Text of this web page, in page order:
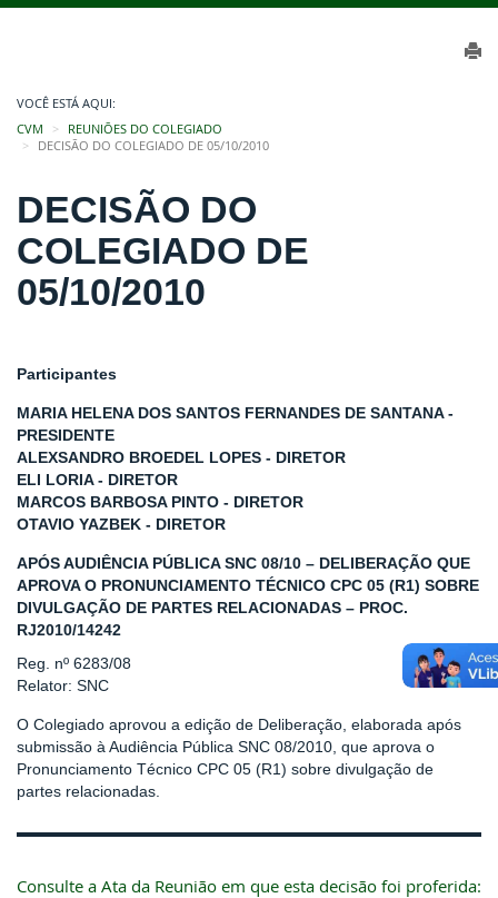
VOCÊ ESTÁ AQUI:
CVM
REUNIÕES DO COLEGIADO
DECISÃO DO COLEGIADO DE 05/10/2010
DECISÃO DO
COLEGIADO DE
05/10/2010
Participantes
MARIA HELENA DOS SANTOS FERNANDES DE SANTANA -
PRESIDENTE
ALEXSANDRO BROEDEL LOPES - DIRETOR
ELI LORIA - DIRETOR
MARCOS BARBOSA PINTO - DIRETOR
OTAVIO YAZBEK - DIRETOR
APÓS AUDIÊNCIA PÚBLICA SNC 08/10 – DELIBERAÇÃO QUE
APROVA O PRONUNCIAMENTO TÉCNICO CPC 05 (R1) SOBRE
DIVULGAÇÃO DE PARTES RELACIONADAS – PROC.
RJ2010/14242
Reg. nº 6283/08
Relator: SNC
O Colegiado aprovou a edição de Deliberação, elaborada após
submissão à Audiência Pública SNC 08/2010, que aprova o
Pronunciamento Técnico CPC 05 (R1) sobre divulgação de
partes relacionadas.
Consulte a Ata da Reunião em que esta decisão foi proferida: